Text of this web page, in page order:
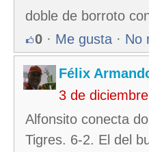
doble de borroto
0 · Me gusta · No
Félix
3 de
Alfonsito conecta
Tigres. 6-2. El del